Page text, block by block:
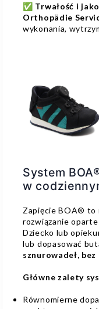
✅ Trwałość i
Orthopädie
wykonania,
System
w
Zapięcie BOA® to
rozwiązanie
Dziecko lub
lub dopasować
sznurowadeł,
Główne zalety
Równomierne